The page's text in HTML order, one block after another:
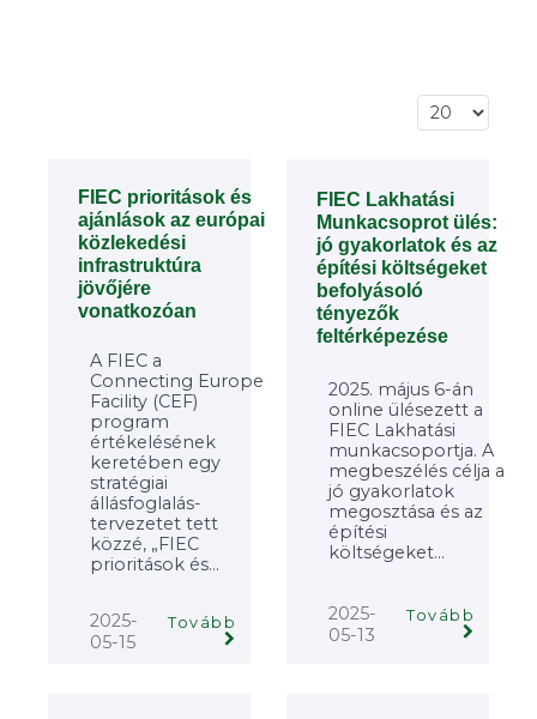
Tételek #
FIEC prioritások és
ajánlások az európai
közlekedési
infrastruktúra
jövőjére
vonatkozóan
A FIEC a
Connecting Europe
Facility (CEF)
program
értékelésének
keretében egy
stratégiai
állásfoglalás-
tervezetet tett
közzé, „FIEC
prioritások és...
2025-
05-15
Tovább
FIEC Lakhatási
Munkacsoprot ülés:
jó gyakorlatok és az
építési költségeket
befolyásoló
tényezők
feltérképezése
2025. május 6-án
online ülésezett a
FIEC Lakhatási
munkacsoportja. A
megbeszélés célja a
jó gyakorlatok
megosztása és az
építési
költségeket...
2025-
05-13
Tovább